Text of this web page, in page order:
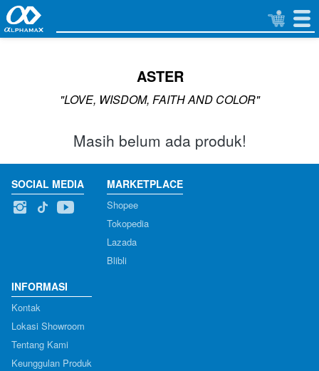
ASTER
"LOVE, WISDOM, FAITH AND COLOR"
Masih belum ada produk!
SOCIAL MEDIA MARKETPLACE
Shopee
Tokopedia
Lazada
Blibli
INFORMASI
Kontak
Lokasi Showroom
Tentang Kami
Keunggulan Produk